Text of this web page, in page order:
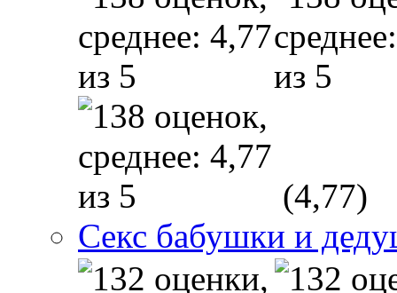
(4,77)
Секс бабушки и